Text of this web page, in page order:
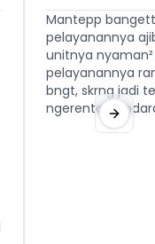
Mantepp
pelayanannya
unitnya
pelayanannya
bngt, skrng jadi
ngerental